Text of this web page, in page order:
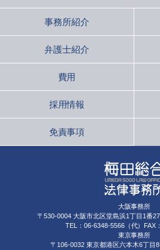
事務所紹介
弁護士紹介
費用
採用情報
免責事項
大阪事務所
〒530-0004 大阪市北区堂島浜1丁目1番
TEL：06-6348-5566（代）FAX
東京事務所
〒106-0032 東京都港区六本木6丁目